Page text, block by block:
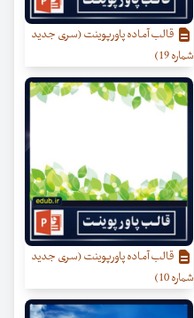
قالب آماده پاورپوینت (سری جدید
شماره 19)
قالب آماده پاورپوینت (سری جدید
شماره 10)